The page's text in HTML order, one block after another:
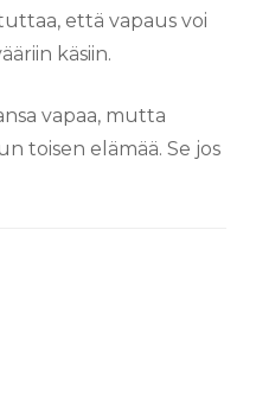
että vapaus voi
käsiin.
vapaa, mutta
toisen elämää. Se jos